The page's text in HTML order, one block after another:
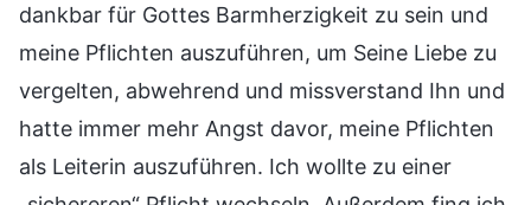
dankbar für Gottes Barmherzigkeit zu sein und
meine Pflichten auszuführen, um Seine Liebe zu
vergelten, abwehrend und missverstand Ihn und
hatte immer mehr Angst davor, meine Pflichten
als Leiterin auszuführen. Ich wollte zu einer